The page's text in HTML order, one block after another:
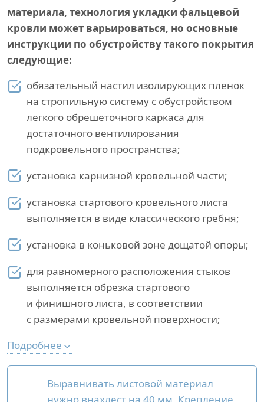
материала, технология укладки фальцевой
кровли может варьироваться, но основные
инструкции по обустройству такого покрытия
следующие:
обязательный настил изолирующих пленок
на стропильную систему с обустройством
легкого обрешеточного каркаса для
достаточного вентилирования
подкровельного пространства;
установка карнизной кровельной части;
установка стартового кровельного листа
выполняется в виде классического гребня;
установка в коньковой зоне дощатой опоры;
для равномерного расположения стыков
выполняется обрезка стартового
и финишного листа, в соответствии
с размерами кровельной поверхности;
Подробнее
Выравнивать листовой материал